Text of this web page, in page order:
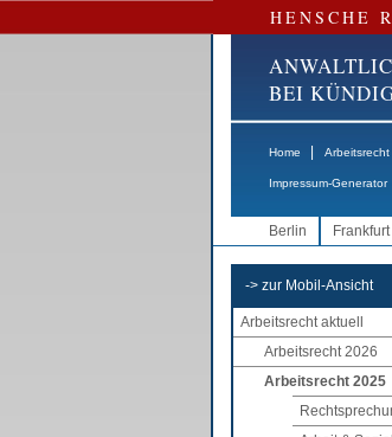
HENSCHE
BEI
Home Arbeitsrecht
Impressum-Generator
Berlin Frankfurt
-> zur Mobil-Ansicht
Arbeitsrecht aktuell
Arbeitsrecht 2026
Arbeitsrecht 2025